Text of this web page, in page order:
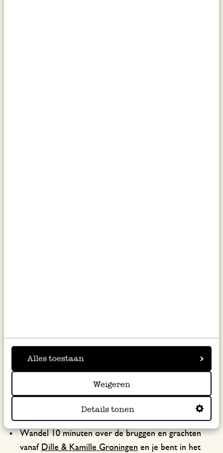
Alles toestaan
Weigeren
Details tonen
Wandel 10 minuten over de bruggen en grachten
vanaf Dille & Kamille Groningen en je bent in het